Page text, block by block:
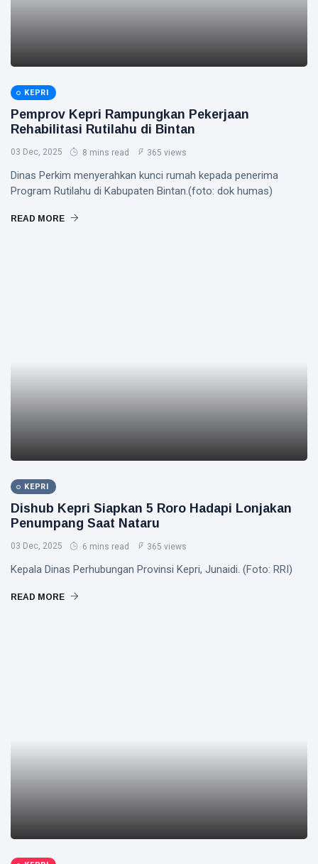
KEPRI
Pemprov Kepri Rampungkan Pekerjaan
Rehabilitasi Rutilahu di Bintan
03 Dec, 2025 8 mins read 365 views
Dinas Perkim menyerahkan kunci rumah kepada penerima
Program Rutilahu di Kabupaten Bintan.(foto: dok humas)
READ MORE
KEPRI
Dishub Kepri Siapkan 5 Roro Hadapi Lonjakan
Penumpang Saat Nataru
03 Dec, 2025 6 mins read 365 views
Kepala Dinas Perhubungan Provinsi Kepri, Junaidi. (Foto: RRI)
READ MORE